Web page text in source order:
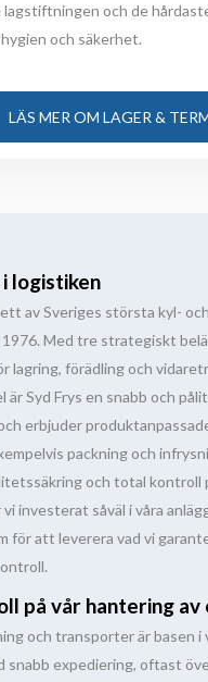
och de
och säkerhet.
LÄS MER OM LAGER &
logistiken
ett av Sveriges största kyl-
Med tre strategiskt
lagring, förädling och
är Syd Frys en snabb och
erbjuder
packning och
och total kontroll
investerat såväl i våra
för att leverera vad vi
på vår hantering
och transporter är basen i
snabb expediering, oftast